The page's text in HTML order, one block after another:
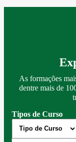
As formações
dentre mais de
Tipos de Curso